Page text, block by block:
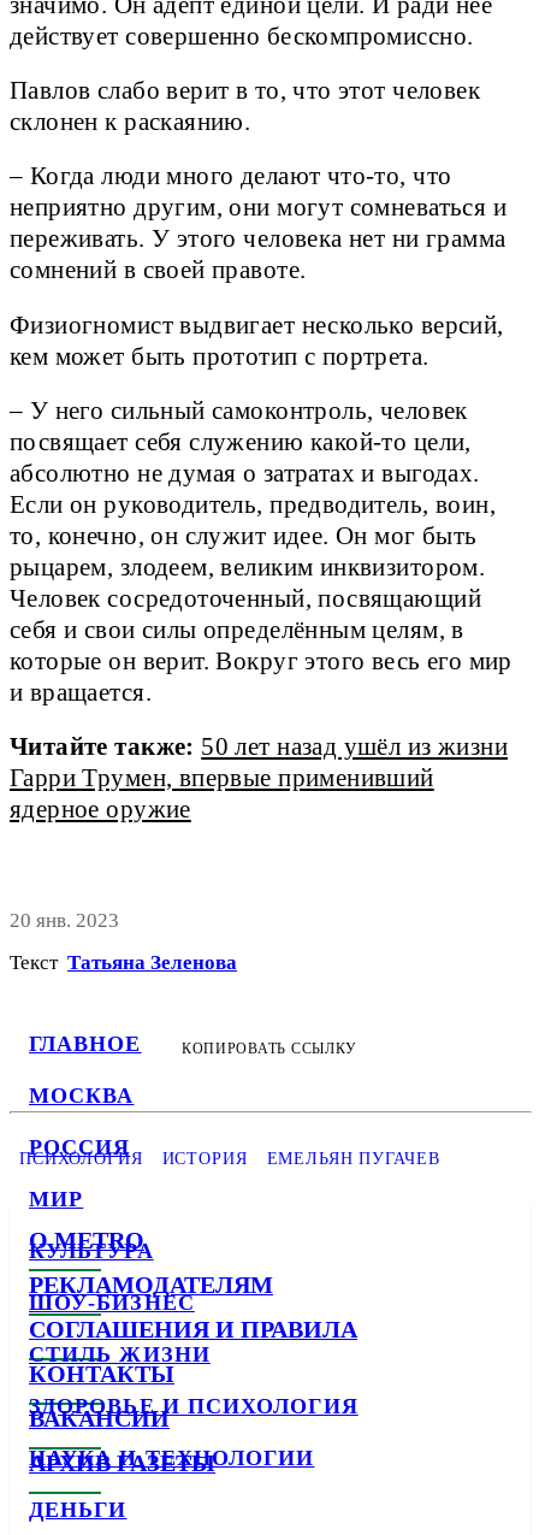
ГЛАВНОЕ
МОСКВА
РОССИЯ
МИР
КУЛЬТУРА
ШОУ-БИЗНЕС
СТИЛЬ ЖИЗНИ
ЗДОРОВЬЕ И ПСИХОЛОГИЯ
НАУКА И ТЕХНОЛОГИИ
ДЕНЬГИ
действует совершенно бескомпромиссно.
Павлов слабо верит в то, что этот человек
склонен к раскаянию.
– Когда люди много делают что-то, что
неприятно другим, они могут сомневаться и
переживать. У этого человека нет ни грамма
сомнений в своей правоте.
Физиогномист выдвигает несколько версий,
кем может быть прототип с портрета.
– У него сильный самоконтроль, человек
посвящает себя служению какой-то цели,
абсолютно не думая о затратах и выгодах.
Если он руководитель, предводитель, воин,
то, конечно, он служит идее. Он мог быть
рыцарем, злодеем, великим инквизитором.
Человек сосредоточенный, посвящающий
себя и свои силы определённым целям, в
которые он верит. Вокруг этого весь его мир
и вращается.
Читайте также: 50 лет назад ушёл из жизни
Гарри Трумен, впервые применивший
ядерное оружие
20 янв. 2023
Текст Татьяна Зеленова
КОПИРОВАТЬ ССЫЛКУ
ПСИХОЛОГИЯ ИСТОРИЯ ЕМЕЛЬЯН ПУГАЧЕВ
О METRO
РЕКЛАМОДАТЕЛЯМ
СОГЛАШЕНИЯ И ПРАВИЛА
КОНТАКТЫ
ВАКАНСИИ
АРХИВ ГАЗЕТЫ